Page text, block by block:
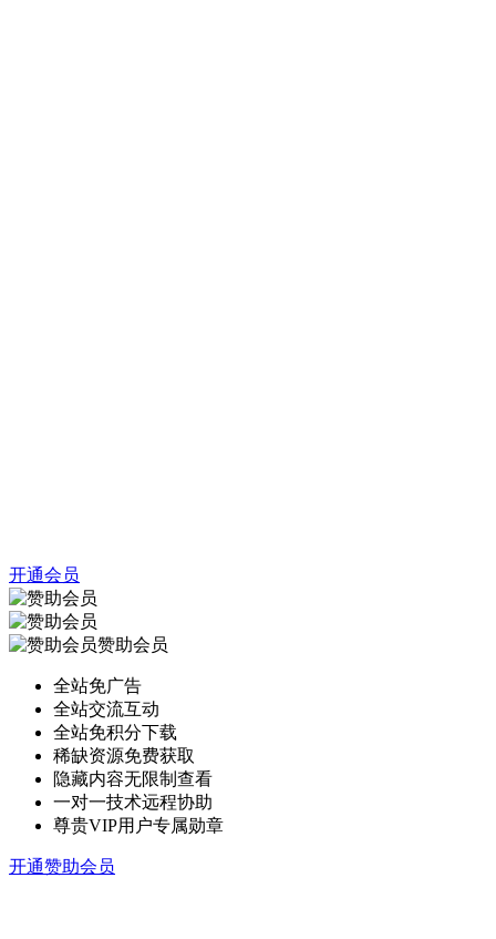
开通会员
赞助会员
全站免广告
全站交流互动
全站免积分下载
稀缺资源免费获取
隐藏内容无限制查看
一对一技术远程协助
尊贵VIP用户专属勋章
开通赞助会员